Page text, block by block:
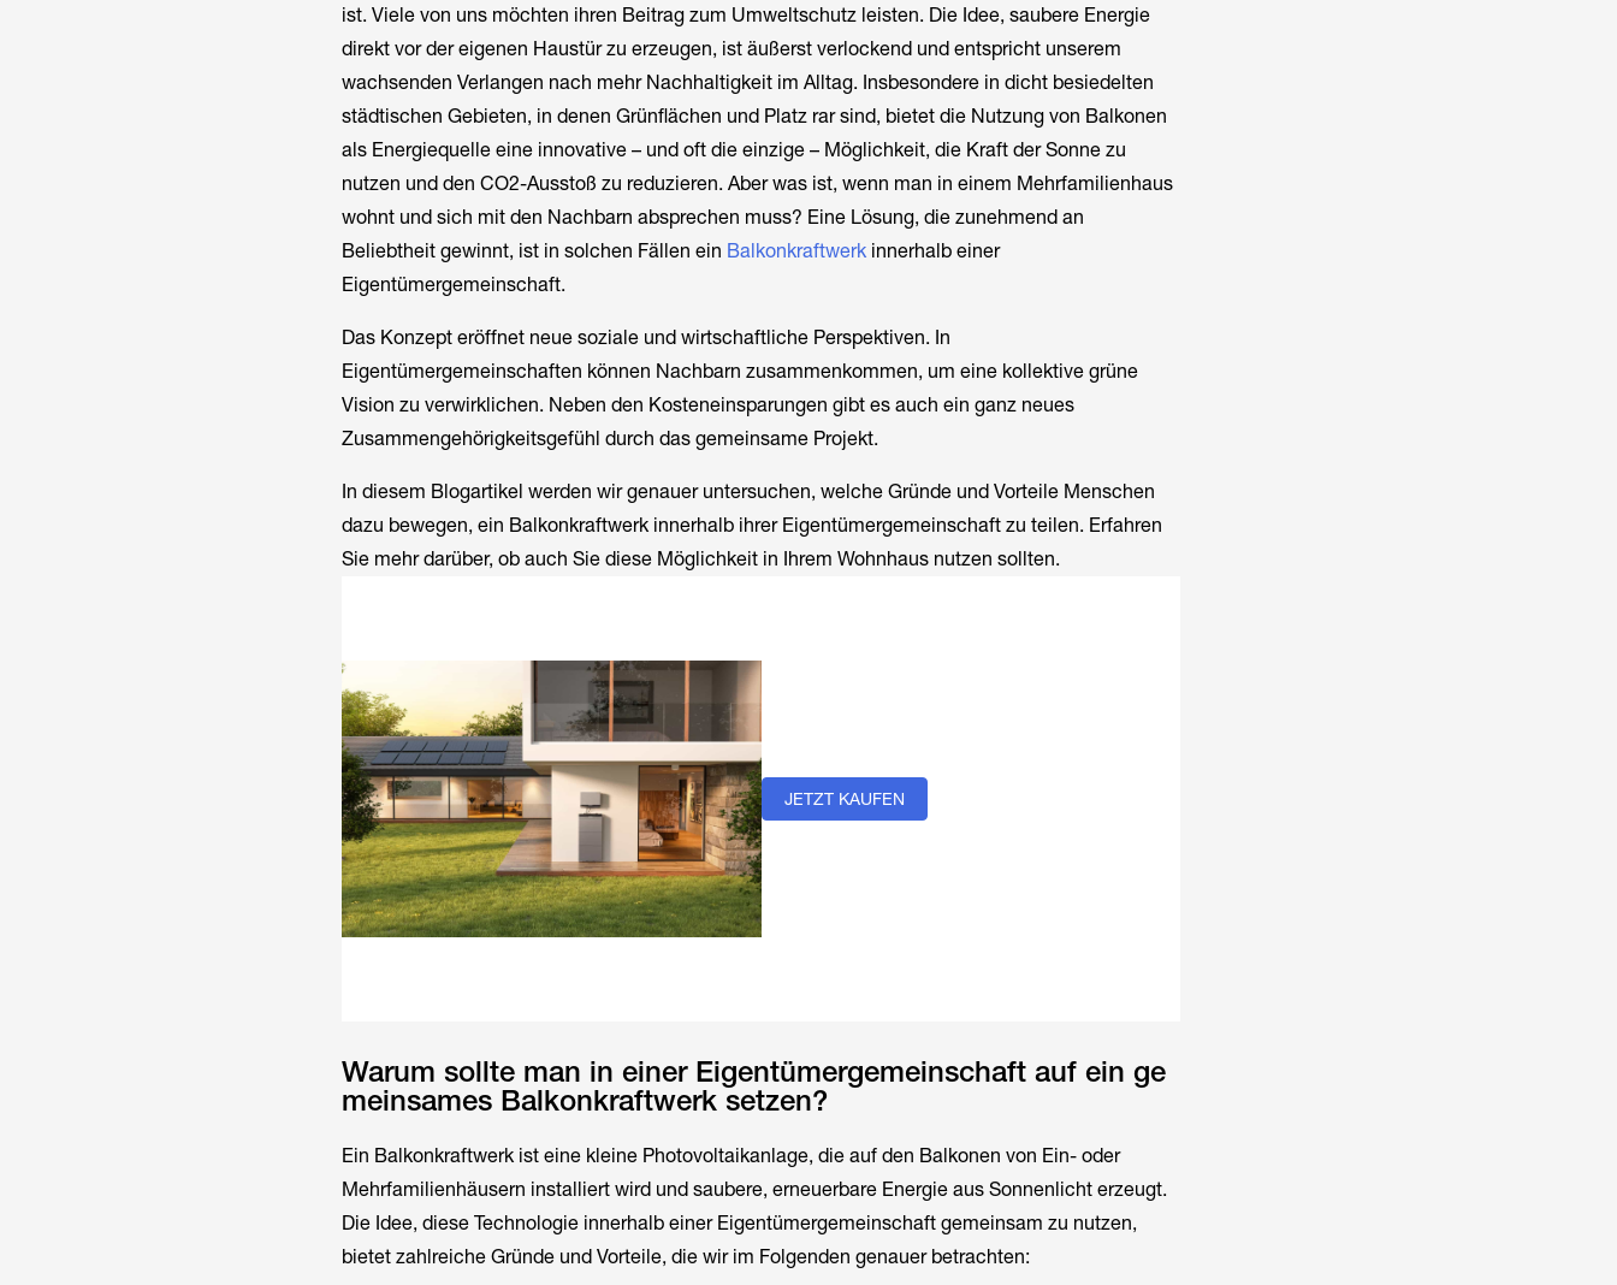
ist. Viele von uns möchten ihren Beitrag zum Umweltschutz leisten. Die Idee, saubere Energie
direkt vor der eigenen Haustür zu erzeugen, ist äußerst verlockend und entspricht unserem
wachsenden Verlangen nach mehr Nachhaltigkeit im Alltag. Insbesondere in dicht besiedelten
städtischen Gebieten, in denen Grünflächen und Platz rar sind, bietet die Nutzung von Balkonen
als Energiequelle eine innovative – und oft die einzige – Möglichkeit, die Kraft der Sonne zu
nutzen und den CO2-Ausstoß zu reduzieren. Aber was ist, wenn man in einem Mehrfamilienhaus
wohnt und sich mit den Nachbarn absprechen muss? Eine Lösung, die zunehmend an
Beliebtheit gewinnt, ist in solchen Fällen ein Balkonkraftwerkinnerhalb einer
Eigentümergemeinschaft.
Das Konzept eröffnet neue soziale und wirtschaftliche Perspektiven. In
Eigentümergemeinschaften können Nachbarn zusammenkommen, um eine kollektive grüne
Vision zu verwirklichen. Neben den Kosteneinsparungen gibt es auch ein ganz neues
Zusammengehörigkeitsgefühl durch das gemeinsame Projekt.
In diesem Blogartikel werden wir genauer untersuchen, welche Gründe und Vorteile Menschen
dazu bewegen, ein Balkonkraftwerk innerhalb ihrer Eigentümergemeinschaft zu teilen. Erfahren
Sie mehr darüber, ob auch Sie diese Möglichkeit in Ihrem Wohnhaus nutzen sollten.
JETZT KAUFEN
Warum sollte man in einer Eigentümergemeinschaft auf ein ge
meinsames Balkonkraftwerk setzen?
Ein Balkonkraftwerk ist eine kleine Photovoltaikanlage, die auf den Balkonen von Ein- oder
Mehrfamilienhäusern installiert wird und saubere, erneuerbare Energie aus Sonnenlicht erzeugt.
Die Idee, diese Technologie innerhalb einer Eigentümergemeinschaft gemeinsam zu nutzen,
bietet zahlreiche Gründe und Vorteile, die wir im Folgenden genauer betrachten: